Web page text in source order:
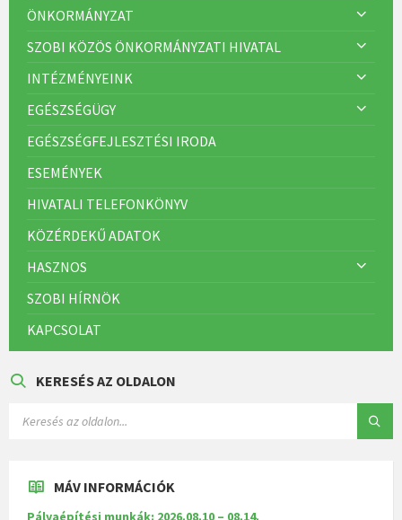
ÖNKORMÁNYZAT
SZOBI KÖZÖS ÖNKORMÁNYZATI HIVATAL
INTÉZMÉNYEINK
EGÉSZSÉGÜGY
EGÉSZSÉGFEJLESZTÉSI IRODA
ESEMÉNYEK
HIVATALI TELEFONKÖNYV
KÖZÉRDEKŰ ADATOK
HASZNOS
SZOBI HÍRNÖK
KAPCSOLAT
KERESÉS AZ OLDALON
MÁV INFORMÁCIÓK
Pályaépítési munkák: 2026.08.10 – 08.14.